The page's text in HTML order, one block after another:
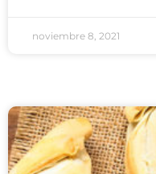
noviembre 8, 2021